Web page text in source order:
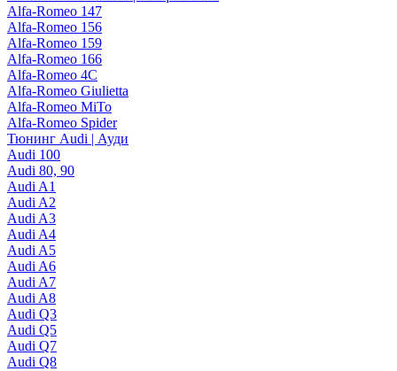
Alfa-Romeo 147
Alfa-Romeo 156
Alfa-Romeo 159
Alfa-Romeo 166
Alfa-Romeo 4C
Alfa-Romeo Giulietta
Alfa-Romeo MiTo
Alfa-Romeo Spider
Тюнинг Audi | Ауди
Audi 100
Audi 80, 90
Audi A1
Audi A2
Audi A3
Audi A4
Audi A5
Audi A6
Audi A7
Audi A8
Audi Q3
Audi Q5
Audi Q7
Audi Q8